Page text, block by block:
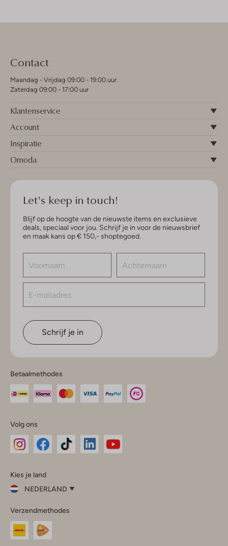
Contact
Maandag - Vrijdag 09:00 - 19:00 uur
Zaterdag 09:00 - 17:00 uur
Klantenservice
Account
Inspiratie
Omoda
Let's keep in touch!
Blijf op de hoogte van de nieuwste items en exclusieve
deals, speciaal voor jou. Schrijf je in voor de nieuwsbrief
en maak kans op € 150,- shoptegoed.
Schrijf je in
Betaalmethodes
Volg ons
InstagramFacebook
Kies je land
NEDERLAND
je
land
Nederland
Verzendmethodes